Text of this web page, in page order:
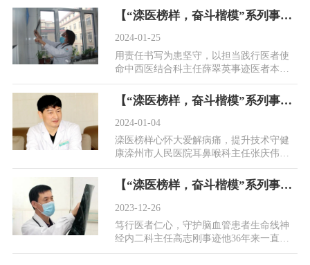
建立起学科...
【“滦医榜样，奋斗楷模”系列事迹展播】用责任书写为患坚守，以担当践行医者使命——中西医结合科主任薛翠英
2024-01-25
用责任书写为患坚守，以担当践行医者使
命中西医结合科主任薛翠英事迹医者本色
薛翠英，滦州市人民医院中西医结合科主
任，副主任医...
【“滦医榜样，奋斗楷模”系列事迹展播】心怀大爱解病痛，提升技术守健康——耳鼻喉科主任张庆伟
2024-01-04
滦医榜样心怀大爱解病痛，提升技术守健
康滦州市人民医院耳鼻喉科主任张庆伟事
迹责任敬业奉献张庆伟，滦州市人民医院
耳鼻喉科主任...
【“滦医榜样，奋斗楷模”系列事迹展播】笃行医者仁心，守护脑血管患者生命线——神经内二科主任高志刚
2023-12-26
笃行医者仁心，守护脑血管患者生命线神
经内二科主任高志刚事迹他36年来一直奋
战在临床战线，无私奉献、兢兢业业，为